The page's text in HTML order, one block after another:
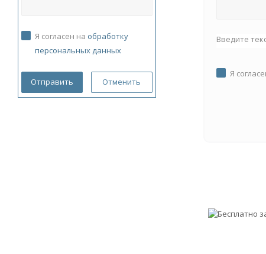
Введите
Я
Я согласен на обработку
персональных данных
Отменить